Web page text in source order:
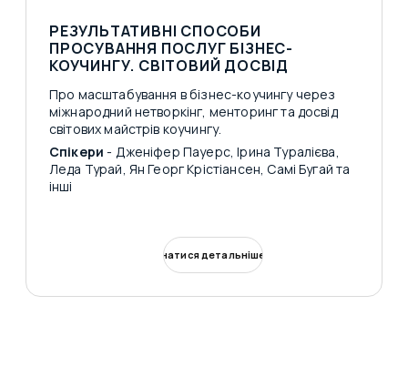
РЕЗУЛЬТАТИВНІ СПОСОБИ
ПРОСУВАННЯ ПОСЛУГ БІЗНЕС-
КОУЧИНГУ. СВІТОВИЙ ДОСВІД
Про масштабування в бізнес-коучингу через
міжнародний нетворкінг, менторинг та досвід
світових майстрів коучингу.
Спікери - Дженіфер Пауерс, Ірина Туралієва,
Леда Турай, Ян Георг Крістіансен, Самі Бугай та
інші
Дізнатися детальніше